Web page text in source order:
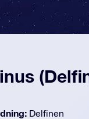
Delfinen